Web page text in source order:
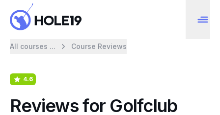
All courses ... Course Reviews
4.6
Reviews for Golfclub